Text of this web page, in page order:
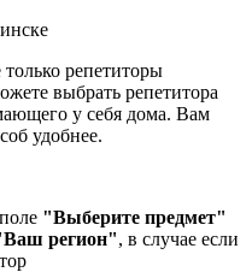
репетиторы
выбрать репетитора
у себя дома. Вам
удобнее.
"Выберите предмет"
регион", в случае если